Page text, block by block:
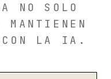
NO SOLO
MANTIENEN
CON LA IA.